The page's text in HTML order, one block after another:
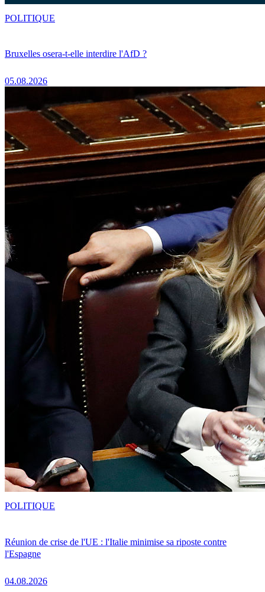
Bruxelles osera-t-elle interdire l'AfD ?
05.08.2026
POLITIQUE
Réunion de crise de l'UE : l'Italie minimise sa riposte contre
l'Espagne
04.08.2026
POLITIQUE